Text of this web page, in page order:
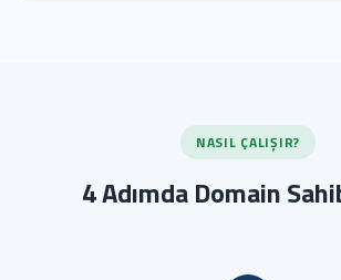
NASIL ÇALIŞIR?
4 Adımda Domain